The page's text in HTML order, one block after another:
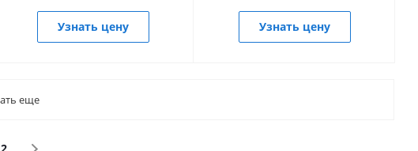
Узнать цену Узнать цену
еще